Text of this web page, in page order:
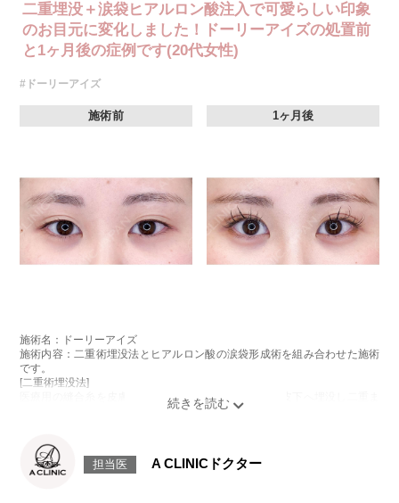
二重埋没＋涙袋ヒアルロン酸注入で可愛らしい印象
のお目元に変化しました！ドーリーアイズの処置前
と1ヶ月後の症例です(20代女性)
#ドーリーアイズ
施術前 1ヶ月後
施術名：ドーリーアイズ
施術内容：二重術埋没法とヒアルロン酸の涙袋形成術を組み合わせた施術
です。
[二重術埋没法]
医療用の縫合糸を皮膚から瞼板に通し、結紮した糸を皮下へ埋没し二重ま
施術時間：約15～20分程
リスク、副作用：腫れ、内出血、疼痛、目がごろごろする違和感などが術
担当医 A CLINICドクター